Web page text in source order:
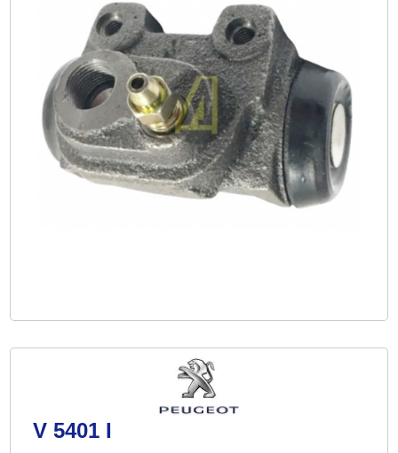
V 5401 I